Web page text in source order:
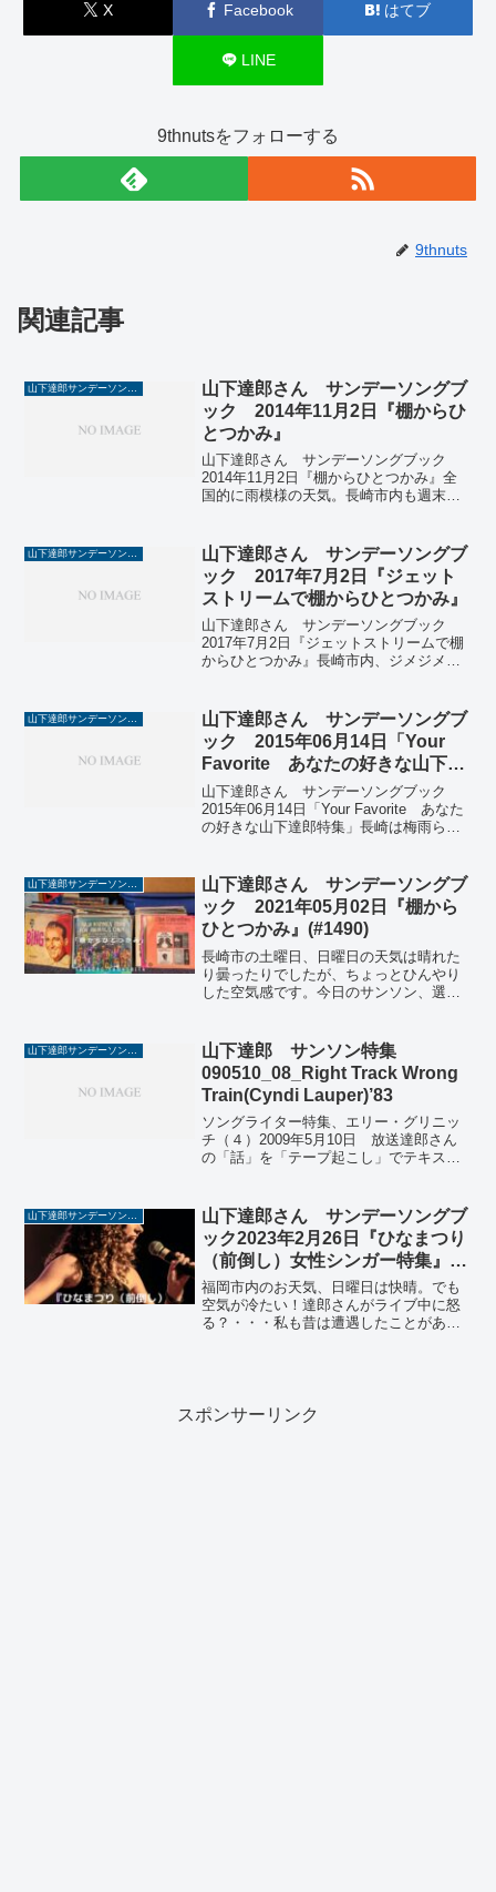
X Facebook はてブ
LINE
9thnutsをフォローする
9thnuts
関連記事
山下達郎さん サンデーソングブ
ック 2014年11月2日『棚からひ
とつかみ』
山下達郎さん サンデーソングブック
2014年11月2日『棚からひとつかみ』全
国的に雨模様の天気。長崎市内も週末土
80年代の日本のポップチューンから選曲
されたコンピレ...
山下達郎さん サンデーソングブ
ック 2017年7月2日『ジェット
ストリームで棚からひとつかみ』
山下達郎さん サンデーソングブック
2017年7月2日『ジェットストリームで棚
からひとつかみ』長崎市内、ジメジメと
模様です。今日のサンソン、ジェットス
トリームの特集でし...
山下達郎サンデーソングブック
山下達郎さん サンデーソングブ
ック 2015年06月14日「Your
Favorite あなたの好きな山下達
郎特集」
山下達郎さん サンデーソングブック
2015年06月14日「Your Favorite あなた
の好きな山下達郎特集」長崎は梅雨らし
さんの曲オンリー。全曲、想い出深い曲
ば...
山下達郎サンデーソングブック
山下達郎さん サンデーソングブ
ック 2021年05月02日『棚から
ひとつかみ』(#1490)
長崎市の土曜日、日曜日の天気は晴れた
り曇ったりでしたが、ちょっとひんやり
した空気感です。今日のサンソン、選曲
デーソングブックの一部を文字お越しし
ています。誤字脱字は、ご...
山下達郎 サンソン特集
090510_08_Right Track Wrong
Train(Cyndi Lauper)’83
ソングライター特集、エリー・グリニッ
チ（４）2009年5月10日 放送達郎さん
の「話」を「テープ起こし」でテキスト
チ、先ほど申し上げましたみたいに７０
年代に入りましてそ...
山下達郎サンデーソングブック
山下達郎さん サンデーソングブ
ック2023年2月26日『ひなまつり
（前倒し）女性シンガー特集』
(#1585)
福岡市内のお天気、日曜日は快晴。でも
空気が冷たい！達郎さんがライブ中に怒
る？・・・私も昔は遭遇したことがあり
スポンサーリンク